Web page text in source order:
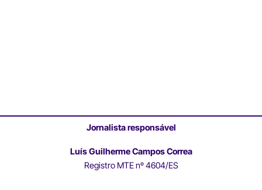
Jornalista responsável
Luís Guilherme Campos Correa
Registro MTE nº 4604/ES